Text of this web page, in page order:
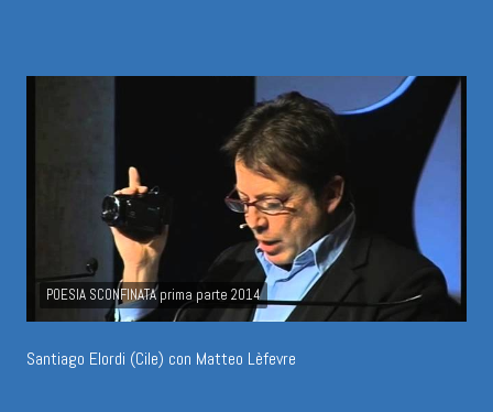
POESIA SCONFINATA prima parte 2014
Santiago Elordi (Cile) con Matteo Lèfevre